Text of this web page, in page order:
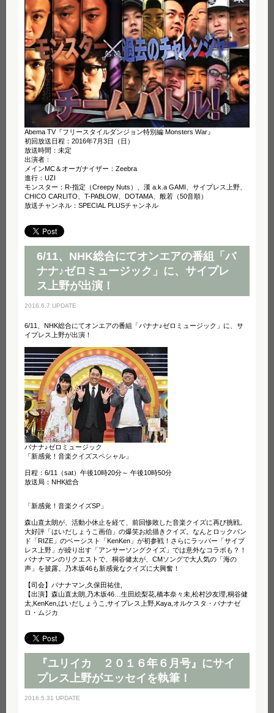
Abema TV『フリースタイルダンジョン特別編 Monsters War』
初回放送日程：2016年7月3日（日）
放送時間：未定
出演者：
メインMC＆オーガナイザー：Zeebra
進行：UZI
モンスター：R-指定（Creepy Nuts）、漢 a.k.a GAMI、サイプレス上野、
CHICO CARLITO、T-PABLOW、DOTAMA、般若（50音順）
放送チャンネル：SPECIAL PLUSチャンネル
6/11、NHK総合にてオンエアの番組「バ
ナナ♪ゼロミュージック」に、サイプレ
ス上野が出演！
2016.6.7 UPDATE
6/11、NHK総合にてオンエアの番組「バナナ♪ゼロミュージック」に、サ
イプレス上野が出演！
バナナ♪ゼロミュージック
「新感覚！音楽クイズスペシャル」
日程：6/11（sat）午後10時20分～ 午後10時50分
放送局：NHK総合
「新感覚！音楽クイズSP」
森山直太朗が、活動小休止を経て、前回惨敗した音楽クイズに再び挑戦。
大好評「はいだしょうこ画伯」の爆笑お絵描きクイズ。なんとロックバン
ド「RIZE」のベーシスト「KenKen」が初参戦！さらにラッパー「サイプ
レス上野」が繰り出す「アンサーソングクイズ」では意外なコラボも？！
バナナマンのリクエストで、桐谷健太が、CMソングで大人気の「海の
声」を披露。乃木坂46も新感覚なクイズに大興奮！
【司会】バナナマン,久保田祐佳,
【出演】森山直太朗,乃木坂46…生田絵梨花,橋本奈々未,松村沙友理,桐谷健
太,KenKen,はいだしょうこ,サイプレス上野,Kaya,オルケスタ・バナナゼ
ロ・ムジカ
『ユリイカ ２０１６年６月号』にサイ
プレス上野がエッセイを執筆！
2016.5.31 UPDATE